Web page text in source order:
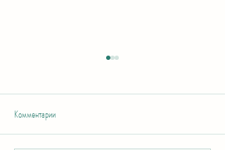
Комментарии